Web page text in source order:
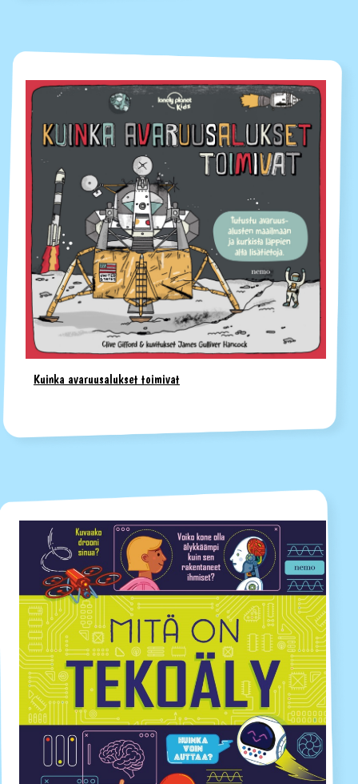
Kuinka avaruusalukset toimivat